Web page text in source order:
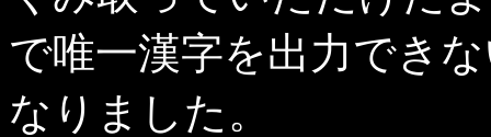
で唯一漢字を出力でき
なりました。